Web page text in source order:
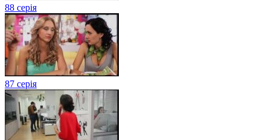
88 серія
87 серія